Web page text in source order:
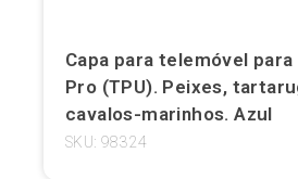
Elche
Fuerteventura
Capa para telemóvel para
Pro (TPU). Peixes,
cavalos-marinhos. Azul
SKU: 98324